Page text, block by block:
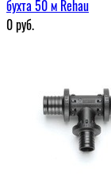
бухта 50 м Rehau
0руб.